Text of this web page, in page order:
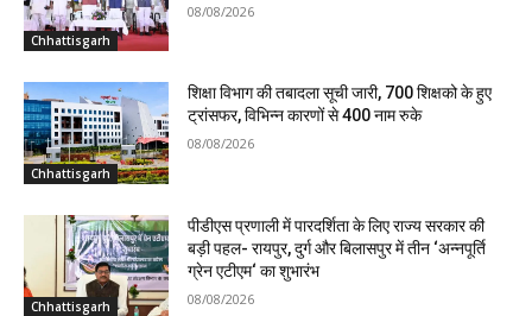
Chhattisgarh
08/08/2026
Chhattisgarh
शिक्षा विभाग की तबादला सूची जारी, 700 शिक्षको के हुए
ट्रांसफर, विभिन्न कारणों से 400 नाम रुके
08/08/2026
Chhattisgarh
पीडीएस प्रणाली में पारदर्शिता के लिए राज्य सरकार की
बड़ी पहल- रायपुर, दुर्ग और बिलासपुर में तीन ‘अन्नपूर्ति
ग्रेन एटीएम‘ का शुभारंभ
08/08/2026